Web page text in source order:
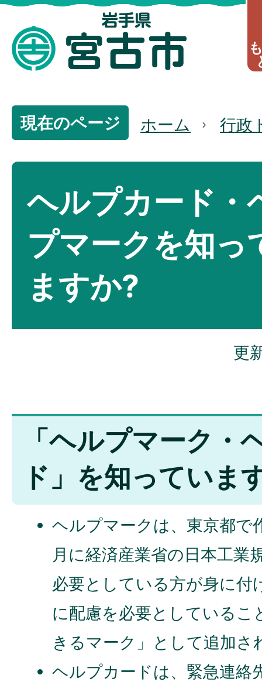
現在のページ ホーム 行政
ヘルプカード・
プマークを知っ
ますか?
更
「ヘルプマーク・
ド」を知っていま
ヘルプマークは、東京都で
月に経済産業省の日本工業
必要としている方が身に付
に配慮を必要としている
きるマーク」として追加さ
ヘルプカードは、緊急連絡